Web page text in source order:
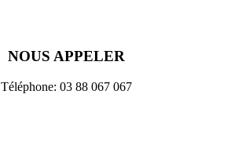
NOUS APPELER
Téléphone: 03 88 067 067